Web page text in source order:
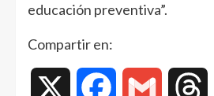
educación preventiva”.
Compartir en:
Facebook Gmail